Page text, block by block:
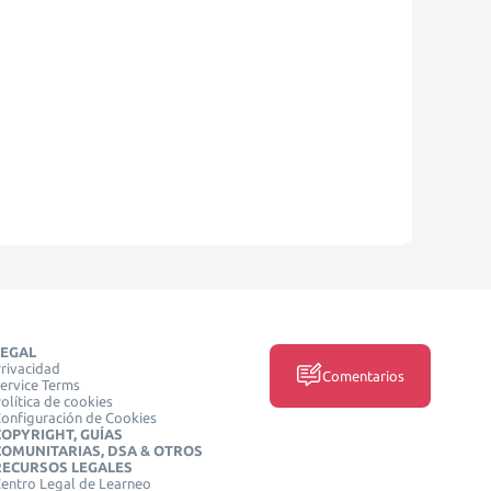
Terms
de cookies
de Cookies
GUÍAS
DSA & OTROS
LEGALES
Legal de Learneo
Comentarios